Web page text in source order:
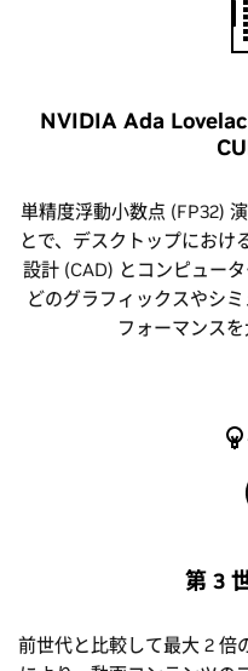
NVIDIA Ada
単精度浮動小数点 (FP32)
とで、デスクトップにおけ
設計 (CAD) とコンピュー
どのグラフィックスやシ
フォーマンスを
第 3
前世代と比較して最大 2 倍